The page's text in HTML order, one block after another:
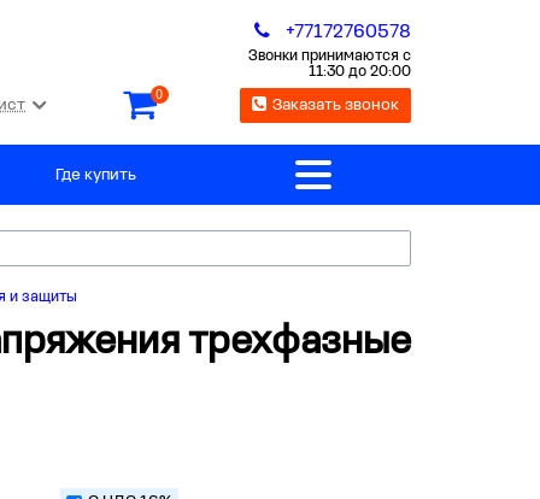
+77172760578
Звонки принимаются с
11:30 до 20:00
0
Заказать звонок
Где купить
и защиты
трехфазные